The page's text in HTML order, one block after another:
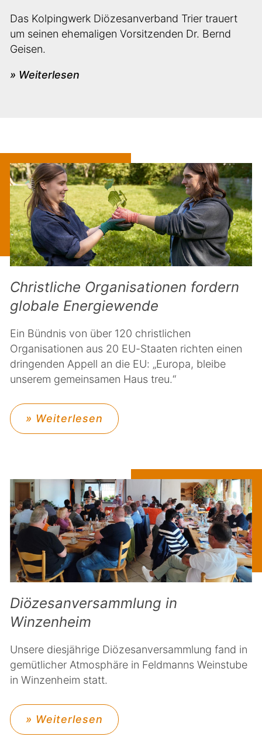
Das Kolpingwerk Diözesanverband Trier trauert
um seinen ehemaligen Vorsitzenden Dr. Bernd
Geisen.
» Weiterlesen
Christliche Organisationen fordern
globale Energiewende
Ein Bündnis von über 120 christlichen
Organisationen aus 20 EU-Staaten richten einen
dringenden Appell an die EU: „Europa, bleibe
unserem gemeinsamen Haus treu.“
» Weiterlesen
Diözesanversammlung in
Winzenheim
Unsere diesjährige Diözesanversammlung fand in
gemütlicher Atmosphäre in Feldmanns Weinstube
in Winzenheim statt.
» Weiterlesen